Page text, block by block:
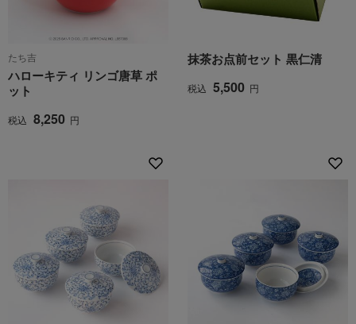
たち吉
ハローキティ リンゴ唐草 ポ
ット
税込 8,250 円
抹茶お点前セット 黒仁清
税込 5,500 円